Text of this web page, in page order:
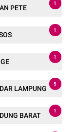
PETE
1
1
1
LAMPUNG
5
BARAT
1